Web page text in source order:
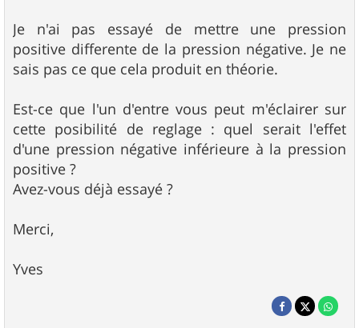
Je n'ai pas essayé de mettre une pression
positive differente de la pression négative. Je ne
sais pas ce que cela produit en théorie.
Est-ce que l'un d'entre vous peut m'éclairer sur
cette posibilité de reglage : quel serait l'effet
d'une pression négative inférieure à la pression
positive ?
Avez-vous déjà essayé ?
Merci,
Yves